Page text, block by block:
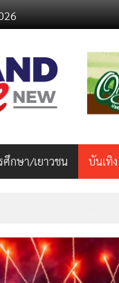
ศึกษา/เยาวชน บันเทิง